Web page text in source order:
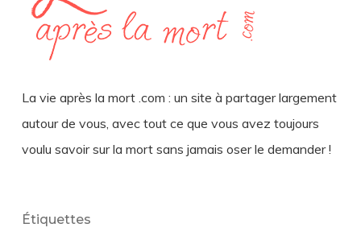
La vie après la mort .com : un site à partager largement
autour de vous, avec tout ce que vous avez toujours
voulu savoir sur la mort sans jamais oser le demander !
Étiquettes